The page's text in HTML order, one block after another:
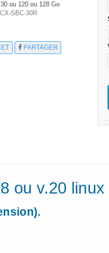
ou 120 ou 128 Go
SBC-30R
PARTAGER
ou v.20 linux